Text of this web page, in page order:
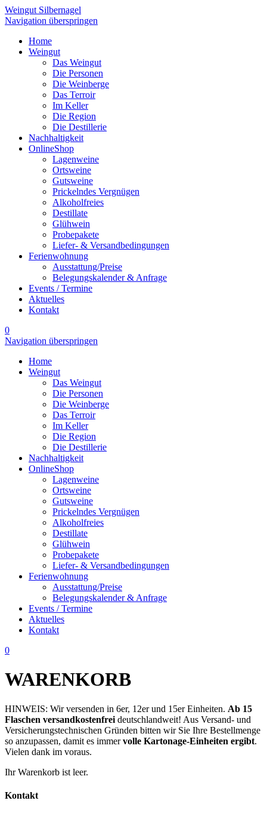
Weingut Silbernagel
Navigation überspringen
Home
Weingut
Das Weingut
Die Personen
Die Weinberge
Das Terroir
Im Keller
Die Region
Die Destillerie
Nachhaltigkeit
OnlineShop
Lagenweine
Ortsweine
Gutsweine
Prickelndes Vergnügen
Alkoholfreies
Destillate
Glühwein
Probepakete
Liefer- & Versandbedingungen
Ferienwohnung
Ausstattung/Preise
Belegungskalender & Anfrage
Events / Termine
Aktuelles
Kontakt
0
Navigation überspringen
Home
Weingut
Das Weingut
Die Personen
Die Weinberge
Das Terroir
Im Keller
Die Region
Die Destillerie
Nachhaltigkeit
OnlineShop
Lagenweine
Ortsweine
Gutsweine
Prickelndes Vergnügen
Alkoholfreies
Destillate
Glühwein
Probepakete
Liefer- & Versandbedingungen
Ferienwohnung
Ausstattung/Preise
Belegungskalender & Anfrage
Events / Termine
Aktuelles
Kontakt
0
WARENKORB
HINWEIS: Wir versenden in 6er, 12er und 15er Einheiten. Ab 15
Flaschen versandkostenfrei deutschlandweit! Aus Versand- und
Versicherungstechnischen Gründen bitten wir Sie Ihre Bestellmenge
so anzupassen, damit es immervolle Kartonage-Einheiten ergibt.
Vielen dank im voraus.
Ihr Warenkorb ist leer.
Kontakt